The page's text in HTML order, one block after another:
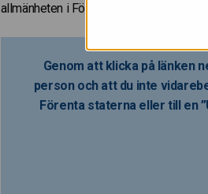
allmänheten i Förenta staterna.
Genom att klicka på länken
person och att du inte
Förenta staterna eller till en